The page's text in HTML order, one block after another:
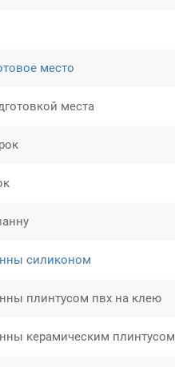
место
места
силиконом
плинтусом пвх на клею
керамическим плинтусом